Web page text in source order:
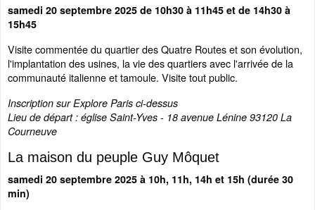
samedi 20 septembre 2025 de 10h30 à 11h45 et de 14h30 à
15h45
Visite commentée du quartier des Quatre Routes et son évolution,
l'implantation des usines, la vie des quartiers avec l'arrivée de la
communauté italienne et tamoule. Visite tout public.
Inscription sur Explore Paris ci-dessus
Lieu de départ : église Saint-Yves - 18 avenue Lénine 93120 La
Courneuve
La maison du peuple Guy Môquet
samedi 20 septembre 2025 à 10h, 11h, 14h et 15h (durée 30
min)